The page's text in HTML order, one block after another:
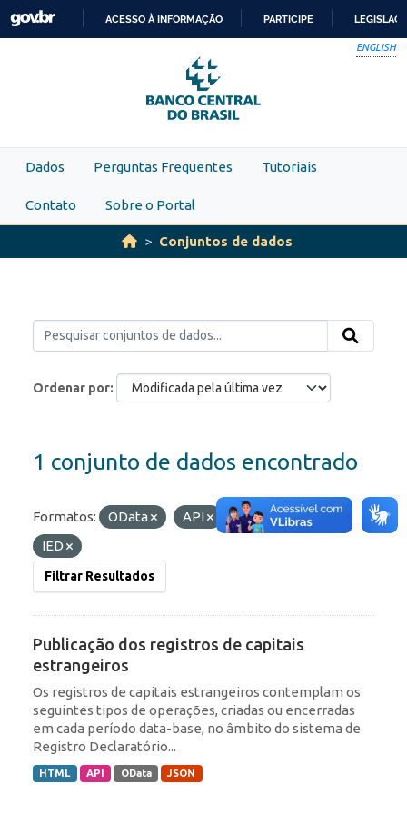
Skip to main content
PARA
O
CONTEÚDO
ACESSO À INFORMAÇÃO PARTICIPE
ENGLISH
Dados Perguntas Frequentes Tutoriais
Contato Sobre o Portal
Conjuntos de dados
Ordenar por
1 conjunto de dados encontrado
Formatos: OData API Etiquetas:
RDE
IED
Filtrar Resultados
Publicação dos registros de capitais
estrangeiros
Os registros de capitais estrangeiros contemplam os
seguintes tipos de operações, criadas ou encerradas
em cada período data-base, no âmbito do sistema de
Registro Declaratório...
HTML API OData JSON